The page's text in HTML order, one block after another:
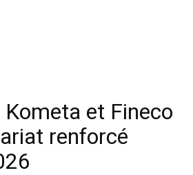
et Fineco
renforcé